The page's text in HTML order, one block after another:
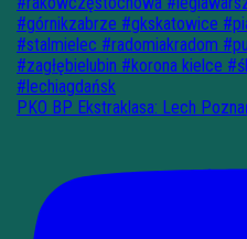
PKO BP Ekstraklasa: Lech